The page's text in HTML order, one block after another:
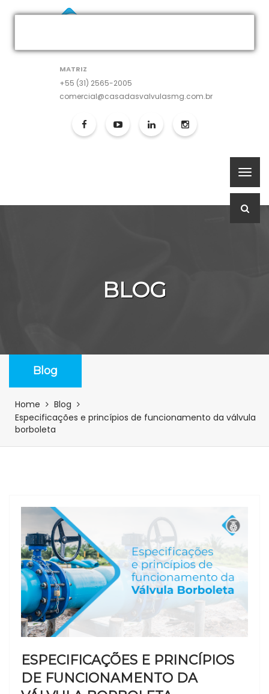
MATRIZ
+55 (31) 2565-2005
comercial@casadasvalvulasmg.com.br
BLOG
Blog
Home
Blog
Especificações e princípios de funcionamento da válvula
borboleta
ESPECIFICAÇÕES E PRINCÍPIOS
DE FUNCIONAMENTO DA